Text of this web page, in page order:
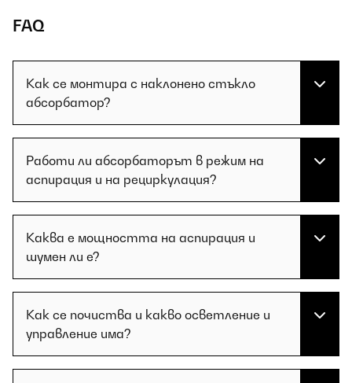
FAQ
Как се монтира с наклонено стъкло
абсорбатор?
Работи ли абсорбаторът в режим на
аспирация и на рециркулация?
Каква е мощността на аспирация и
шумен ли е?
Как се почиства и какво осветление и
управление има?